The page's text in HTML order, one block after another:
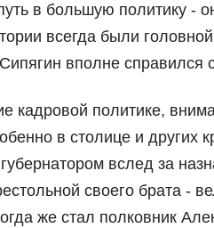
в большую политику -
всегда были
вполне справился
кадровой политике,
в столице и других
вслед за
своего брата -
же стал полковник